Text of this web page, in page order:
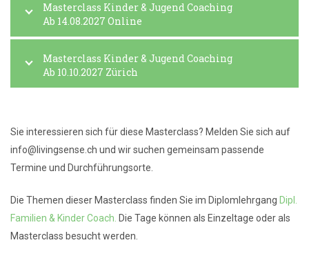
Masterclass Kinder & Jugend Coaching
Ab 14.08.2027 Online
Masterclass Kinder & Jugend Coaching
Ab 10.10.2027 Zürich
Sie interessieren sich für diese Masterclass? Melden Sie sich auf
info@livingsense.ch und wir suchen gemeinsam passende
Termine und Durchführungsorte.
Die Themen dieser Masterclass finden Sie im Diplomlehrgang Dipl.
Familien & Kinder Coach. Die Tage können als Einzeltage oder als
Masterclass besucht werden.